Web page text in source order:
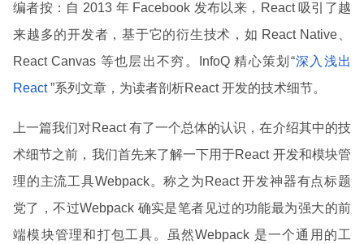
编者按：自 2013 年 Facebook 发布以来，React 吸引了越
来越多的开发者，基于它的衍生技术，如 React Native、
React Canvas 等也层出不穷。InfoQ 精心策划“深入浅出
React”系列文章，为读者剖析React 开发的技术细节。
上一篇我们对React 有了一个总体的认识，在介绍其中的技
术细节之前，我们首先来了解一下用于React 开发和模块管
理的主流工具Webpack。称之为React 开发神器有点标题
党了，不过Webpack 确实是笔者见过的功能最为强大的前
端模块管理和打包工具。虽然Webpack 是一个通用的工